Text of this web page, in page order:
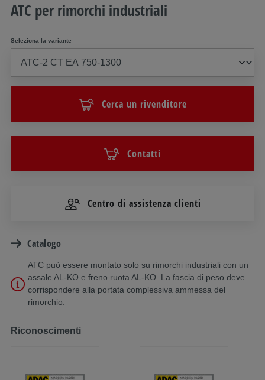
ATC per rimorchi industriali
Seleziona la variante
Cerca un rivenditore
Contatti
Centro di assistenza clienti
Catalogo
ATC può essere montato solo su rimorchi industriali con un
assale AL-KO e freno ruota AL-KO. La fascia di peso deve
corrispondere alla portata complessiva ammessa del
rimorchio.
Riconoscimenti